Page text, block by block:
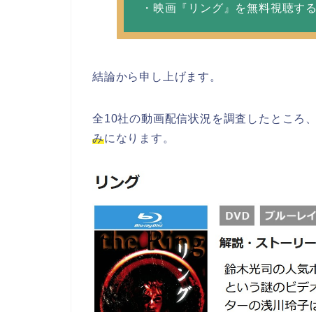
・映画『リング』を無料視聴す
結論から申し上げます。
全10社の動画配信状況を調査したところ
みになります。